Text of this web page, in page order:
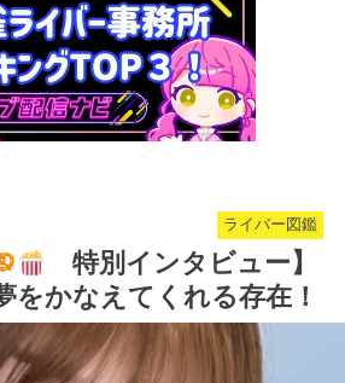
ライバー図鑑
特別インタビュー】
をかなえてくれる存在！